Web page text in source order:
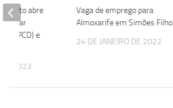
Vaga de emprego para
Almoxarife em Simões Filho
24 DE JANEIRO DE 2022
abre
(PCD) e
2023